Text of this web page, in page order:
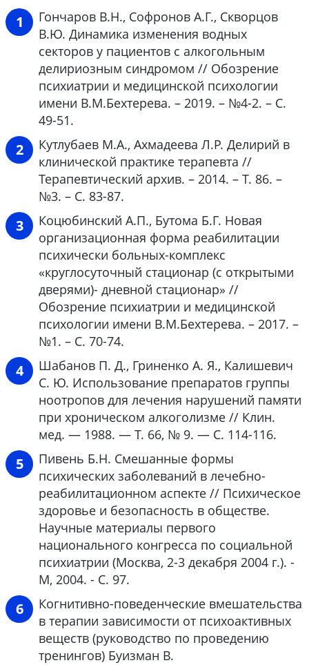
Гончаров В.Н., Софронов А.Г., Скворцов
В.Ю. Динамика изменения водных
секторов у пациентов с алкогольным
делириозным синдромом // Обозрение
психиатрии и медицинской психологии
имени В.М.Бехтерева. – 2019. – №4-2. – С.
49-51.
Кутлубаев М.А., Ахмадеева Л.Р. Делирий в
клинической практике терапевта //
Терапевтический архив. – 2014. – Т. 86. –
№3. – С. 83-87.
Коцюбинский А.П., Бутома Б.Г. Новая
организационная форма реабилитации
психически больных-комплекс
«круглосуточный стационар (с открытыми
дверями)- дневной стационар» //
Обозрение психиатрии и медицинской
психологии имени В.М.Бехтерева. – 2017. –
№1. – С. 70-74.
Шабанов П. Д., Гриненко А. Я., Калишевич
С. Ю. Использование препаратов группы
ноотропов для лечения нарушений памяти
при хроническом алкоголизме // Клин.
мед. — 1988. — Т. 66, № 9. — С. 114-116.
Пивень Б.Н. Смешанные формы
психических заболеваний в лечебно-
реабилитационном аспекте // Психическое
здоровье и безопасность в обществе.
Научные материалы первого
национального конгресса по социальной
психиатрии (Москва, 2-3 декабря 2004 г.). -
М, 2004. - С. 97.
Когнитивно-поведенческие вмешательства
в терапии зависимости от психоактивных
веществ (руководство по проведению
тренингов) Буизман В.